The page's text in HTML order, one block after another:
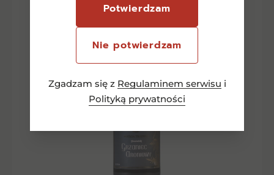
Potwierdzam
Nie potwierdzam
Zgadzam się z Regulaminem serwisu i
Polityką prywatności